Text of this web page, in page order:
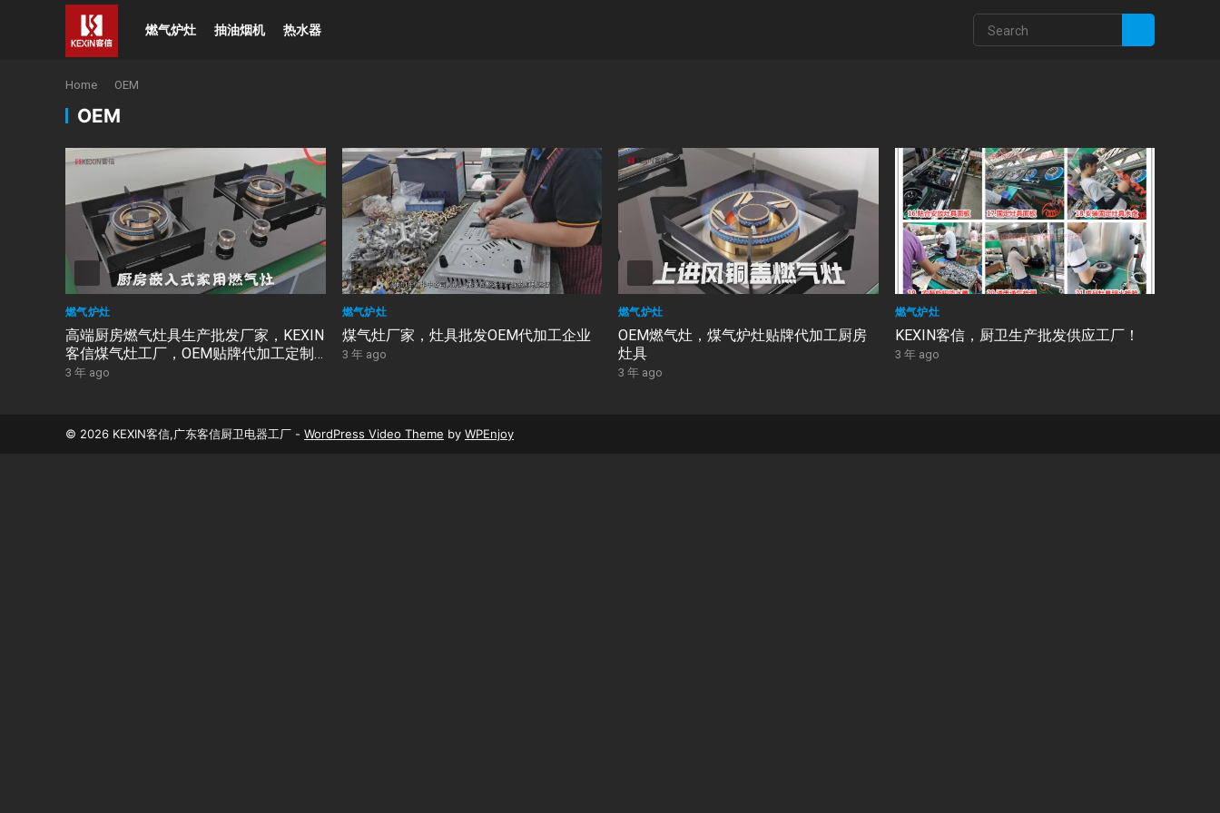
燃气炉灶 抽油烟机 热水器
Home OEM
OEM
燃气炉灶
高端厨房燃气灶具生产批发厂家，KEXIN
客信煤气灶工厂，OEM贴牌代加工定制
厂家
3 年 ago
燃气炉灶
煤气灶厂家，灶具批发OEM代加工企业
3 年 ago
燃气炉灶
OEM燃气灶，煤气炉灶贴牌代加工厨房
灶具
3 年 ago
燃气炉灶
KEXIN客信，厨卫生产批发供应工厂！
3 年 ago
© 2026 KEXIN客信,广东客信厨卫电器工厂 - WordPress Video Theme by WPEnjoy